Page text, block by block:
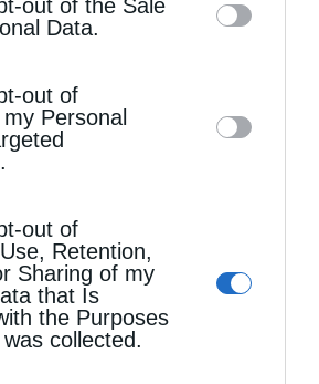
theIAB’s List of
third parties.
out of the Sale
Data.
out of
Personal
out of
Retention,
Sharing of my
that Is
the Purposes
collected.
Σταυρός προσφέρει
στους πυρόπληκτους